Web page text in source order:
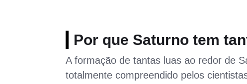
Por que Saturno tem
A formação de tantas luas ao redor de
totalmente compreendido pelos